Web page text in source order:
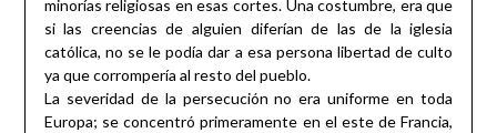
minorías religiosas en esas cortes. Una costumbre, era que
si las creencias de alguien diferían de las de la iglesia
católica, no se le podía dar a esa persona libertad de culto
ya que corrompería al resto del pueblo.
La severidad de la persecución no era uniforme en toda
Europa; se concentró primeramente en el este de Francia,